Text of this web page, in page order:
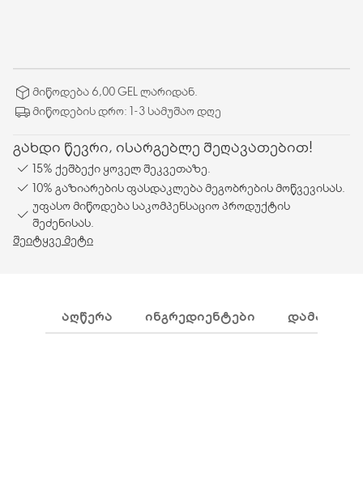
მიწოდება 6,00 GEL ლარიდან.
მიწოდების დრო: 1-3 სამუშაო დღე
გახდი წევრი, ისარგებლე შეღავათებით!
15% ქეშბექი ყოველ შეკვეთაზე.
10% გაზიარების ფასდაკლება მეგობრების მოწვევისას.
უფასო მიწოდება საკომპენსაციო პროდუქტის
შეძენისას.
შეიტყვე მეტი
ᲐᲦᲬᲔᲠᲐ ᲘᲜᲒᲠᲔᲓᲘᲔᲜᲢᲔᲑᲘ